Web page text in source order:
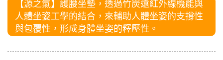
【源之氣】護腰坐墊，透過竹炭遠紅外線機能與
人體坐姿工學的結合，來輔助人體坐姿的支撐性
與包覆性，形成身體坐姿的釋壓性。